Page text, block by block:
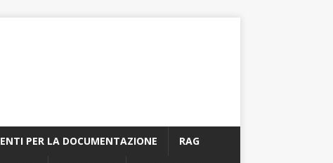
PER LA DOCUMENTAZIONE RAG